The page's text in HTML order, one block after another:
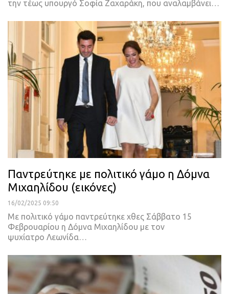
την τέως υπουργό Σοφία Ζαχαράκη, που αναλαμβάνει…
Παντρεύτηκε με πολιτικό γάμο η Δόμνα
Μιχαηλίδου (εικόνες)
16/02/2025 09:50
Με πολιτικό γάμο παντρεύτηκε χθες Σάββατο 15
Φεβρουαρίου η Δόμνα Μιχαηλίδου με τον
ψυχίατρο Λεωνίδα…